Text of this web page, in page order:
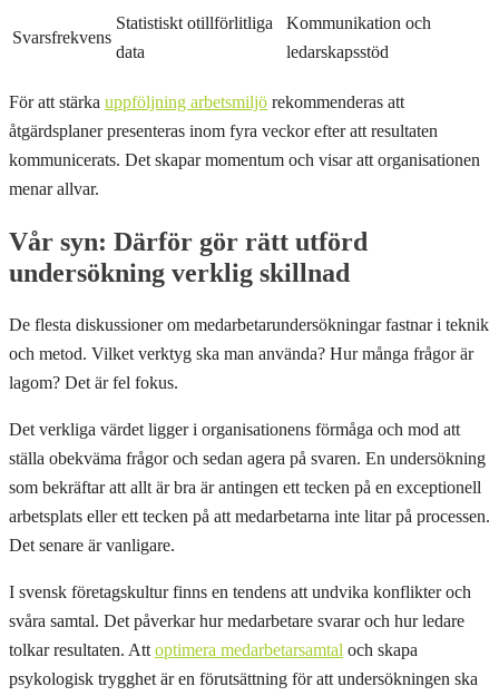
Svarsfrekvens
Statistiskt otillförlitliga
data
Kommunikation och
ledarskapsstöd
För att stärka uppföljning arbetsmiljö rekommenderas att
åtgärdsplaner presenteras inom fyra veckor efter att resultaten
kommunicerats. Det skapar momentum och visar att organisationen
menar allvar.
Vår syn: Därför gör rätt utförd
undersökning verklig skillnad
De flesta diskussioner om medarbetarundersökningar fastnar i teknik
och metod. Vilket verktyg ska man använda? Hur många frågor är
lagom? Det är fel fokus.
Det verkliga värdet ligger i organisationens förmåga och mod att
ställa obekväma frågor och sedan agera på svaren. En undersökning
som bekräftar att allt är bra är antingen ett tecken på en exceptionell
arbetsplats eller ett tecken på att medarbetarna inte litar på processen.
Det senare är vanligare.
I svensk företagskultur finns en tendens att undvika konflikter och
svåra samtal. Det påverkar hur medarbetare svarar och hur ledare
tolkar resultaten. Att optimera medarbetarsamtal och skapa
psykologisk trygghet är en förutsättning för att undersökningen ska